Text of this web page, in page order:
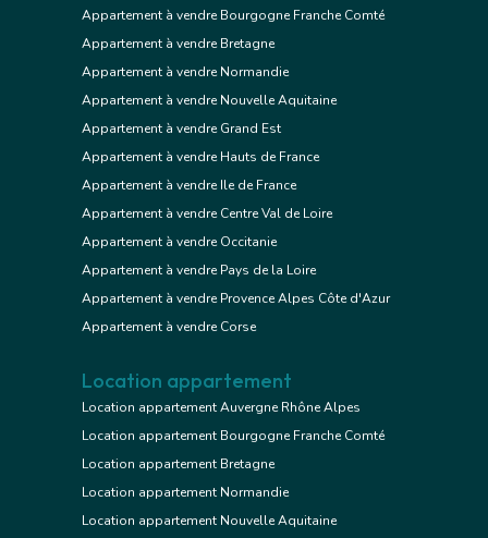
Appartement à vendre Bourgogne Franche Comté
Appartement à vendre Bretagne
Appartement à vendre Normandie
Appartement à vendre Nouvelle Aquitaine
Appartement à vendre Grand Est
Appartement à vendre Hauts de France
Appartement à vendre Ile de France
Appartement à vendre Centre Val de Loire
Appartement à vendre Occitanie
Appartement à vendre Pays de la Loire
Appartement à vendre Provence Alpes Côte d'Azur
Appartement à vendre Corse
Location appartement
Location appartement Auvergne Rhône Alpes
Location appartement Bourgogne Franche Comté
Location appartement Bretagne
Location appartement Normandie
Location appartement Nouvelle Aquitaine